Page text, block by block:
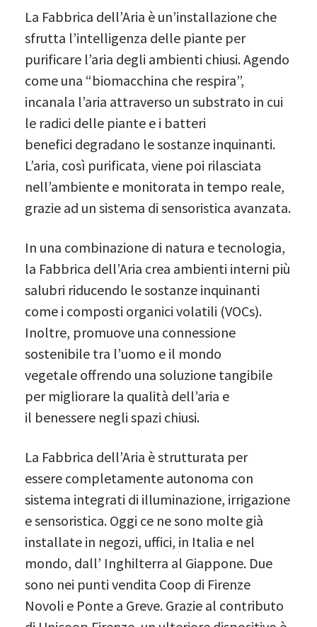
La Fabbrica dell’Aria è un’installazione che
sfrutta l’intelligenza delle piante per
purificare l’aria degli ambienti chiusi. Agendo
come una “biomacchina che respira”,
incanala l’aria attraverso un substrato in cui
le radici delle piante e i batteri
benefici degradano le sostanze inquinanti.
L’aria, così purificata, viene poi rilasciata
nell’ambiente e monitorata in tempo reale,
grazie ad un sistema di sensoristica avanzata.
In una combinazione di natura e tecnologia,
la Fabbrica dell’Aria crea ambienti interni più
salubri riducendo le sostanze inquinanti
come i composti organici volatili (VOCs).
Inoltre, promuove una connessione
sostenibile tra l’uomo e il mondo
vegetale offrendo una soluzione tangibile
per migliorare la qualità dell’aria e
il benessere negli spazi chiusi.
La Fabbrica dell’Aria è strutturata per
essere completamente autonoma con
sistema integrati di illuminazione, irrigazione
e sensoristica. Oggi ce ne sono molte già
installate in negozi, uffici, in Italia e nel
mondo, dall’ Inghilterra al Giappone. Due
sono nei punti vendita Coop di Firenze
Novoli e Ponte a Greve. Grazie al contributo